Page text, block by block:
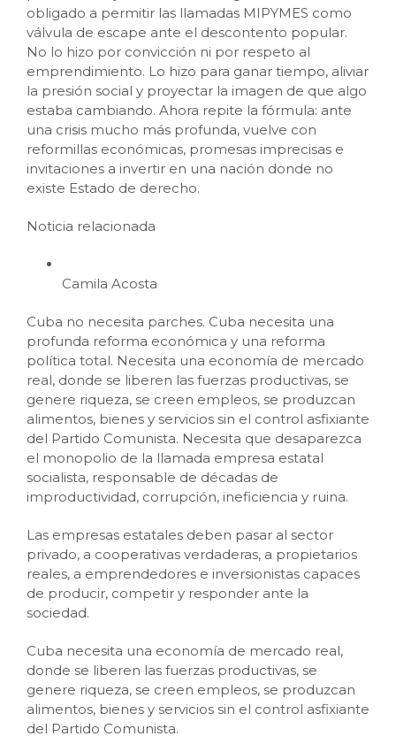
obligado a permitir las llamadas MIPYMES como
válvula de escape ante el descontento popular.
No lo hizo por convicción ni por respeto al
emprendimiento. Lo hizo para ganar tiempo, aliviar
la presión social y proyectar la imagen de que algo
estaba cambiando. Ahora repite la fórmula: ante
una crisis mucho más profunda, vuelve con
reformillas económicas, promesas imprecisas e
invitaciones a invertir en una nación donde no
existe Estado de derecho.
Noticia relacionada
Camila Acosta
Cuba no necesita parches. Cuba necesita una
profunda reforma económica y una reforma
política total. Necesita una economía de mercado
real, donde se liberen las fuerzas productivas, se
genere riqueza, se creen empleos, se produzcan
alimentos, bienes y servicios sin el control asfixiante
del Partido Comunista. Necesita que desaparezca
el monopolio de la llamada empresa estatal
socialista, responsable de décadas de
improductividad, corrupción, ineficiencia y ruina.
Las empresas estatales deben pasar al sector
privado, a cooperativas verdaderas, a propietarios
reales, a emprendedores e inversionistas capaces
de producir, competir y responder ante la
sociedad.
Cuba necesita una economía de mercado real,
donde se liberen las fuerzas productivas, se
genere riqueza, se creen empleos, se produzcan
alimentos, bienes y servicios sin el control asfixiante
del Partido Comunista.